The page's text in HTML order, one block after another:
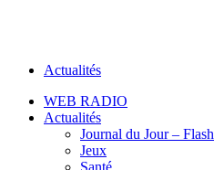
Actualités
WEB RADIO
Actualités
Journal du Jour – Flash
Jeux
Santé